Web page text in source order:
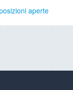
aperte
alla privacy